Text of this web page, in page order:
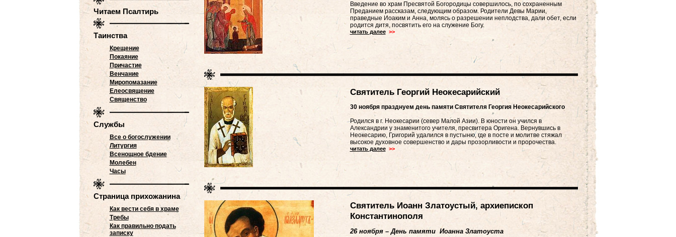
Читаем Псалтирь
Таинства
Крещение
Покаяние
Причастие
Венчание
Миропомазание
Елеосвящение
Священство
Службы
Все о богослужении
Литургия
Всенощное бдение
Молебен
Часы
Страница прихожанина
Как вести себя в храме
Требы
Как правильно подать
записку
Введение во храм Пресвятой Богородицы совершилось, по сохраненным
Преданием рассказам, следующим образом. Родители Девы Марии,
праведные Иоаким и Анна, молясь о разрешении неплодства, дали обет, если
родится дитя, посвятить его на служение Богу.
читать далее>>
Святитель Георгий Неокесарийский
30 ноября празднуем день памяти Святителя Георгия Неокесарийского
Родился в г. Неокесарии (север Малой Азии). В юности он учился в
Александрии у знаменитого учителя, пресвитера Оригена. Вернувшись в
Неокесарию, Григорий удалился в пустыню, где в посте и молитве стяжал
высокое духовное совершенство и дары прозорливости и пророчества.
читать далее>>
Святитель Иоанн Златоустый, архиепископ
Константинополя
26 ноября – День памяти Иоанна Златоуста